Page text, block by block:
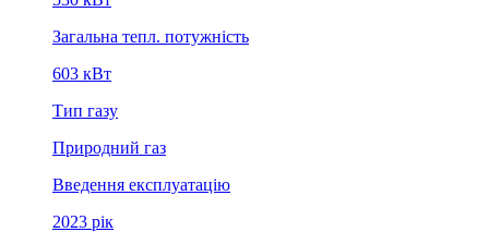
Загальна тепл. потужність
603 кВт
Тип газу
Природний газ
Введення експлуатацію
2023 рiк